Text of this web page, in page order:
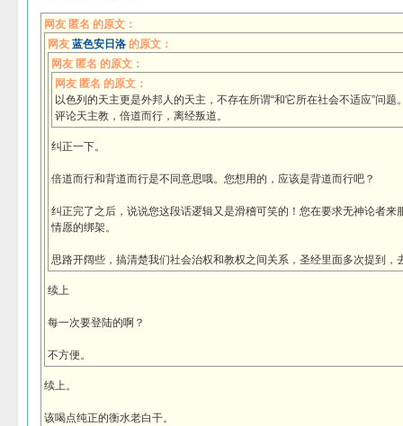
网友 匿名 的原文：
网友 蓝色安日洛的原文：
网友 匿名 的原文：
网友 匿名 的原文：
以色列的天主更是外邦人的天主，不存在所谓“和它所在社会不适应”问
评论天主教，倍道而行，离经叛道。
纠正一下。
倍道而行和背道而行是不同意思哦。您想用的，应该是背道而行吧？
纠正完了之后，说说您这段话逻辑又是滑稽可笑的！您在要求无神论者来
情愿的绑架。
思路开阔些，搞清楚我们社会治权和教权之间关系，圣经里面多次提到，
续上
每一次要登陆的啊？
不方便。
续上。
该喝点纯正的衡水老白干。